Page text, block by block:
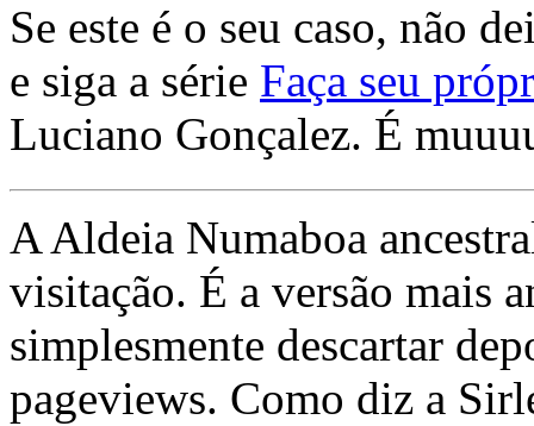
Se este é o seu caso, não
e siga a série Faça seu
Luciano Gonçalez. É
A Aldeia Numaboa
visitação. É a versão mais
simplesmente descartar
pageviews. Como diz a